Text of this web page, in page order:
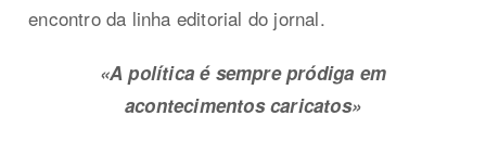
encontro da linha editorial do jornal.
«A política é sempre pródiga em
acontecimentos caricatos»